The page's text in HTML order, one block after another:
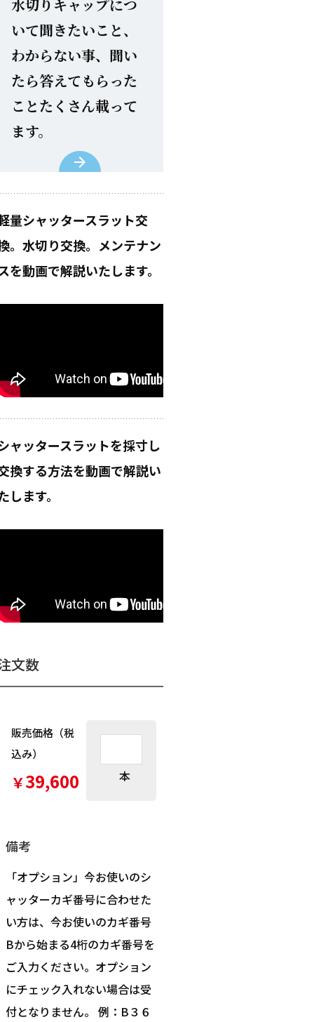
水切りキャップにつ
いて聞きたいこと、
わからない事、聞い
たら答えてもらった
ことたくさん載って
ます。
量シャッタースラット交
。水切り交換。メンテナン
を動画で解説いたします。
ャッタースラットを採寸し
換する方法を動画で解説い
します。
文数
販売価格（税
込み）
￥39,600 本
備考
「オプション」今お使いのシ
ャッターカギ番号に合わせた
い方は、今お使いのカギ番号
Bから始まる4桁のカギ番号を
ご入力ください。オプション
にチェック入れない場合は受
付となりません。 例：B３６